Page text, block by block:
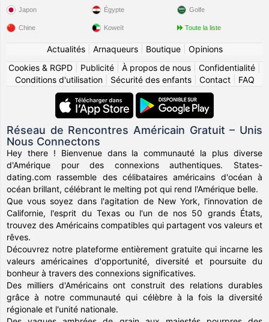
Japon
Chine
Égypte
Koweït
Golfe
Toute la liste
Actualités| Arnaqueurs| Boutique| Opinions
Cookies & RGPD
Publicité À propos de nous Confidentialité
Conditions d'utilisation| Sécurité des enfants| Contact| FAQ
Réseau de Rencontres Américain Gratuit – Unis
Nous Connectons
Hey there ! Bienvenue dans la communauté la plus diverse
d'Amérique pour des connexions authentiques. States-
dating.com rassemble des célibataires américains d'océan à
océan brillant, célébrant le melting pot qui rend l'Amérique belle.
Que vous soyez dans l'agitation de New York, l'innovation de
Californie, l'esprit du Texas ou l'un de nos 50 grands États,
trouvez des Américains compatibles qui partagent vos valeurs et
rêves.
Découvrez notre plateforme entièrement gratuite qui incarne les
valeurs américaines d'opportunité, diversité et poursuite du
bonheur à travers des connexions significatives.
Des milliers d'Américains ont construit des relations durables
grâce à notre communauté qui célèbre à la fois la diversité
régionale et l'unité nationale.